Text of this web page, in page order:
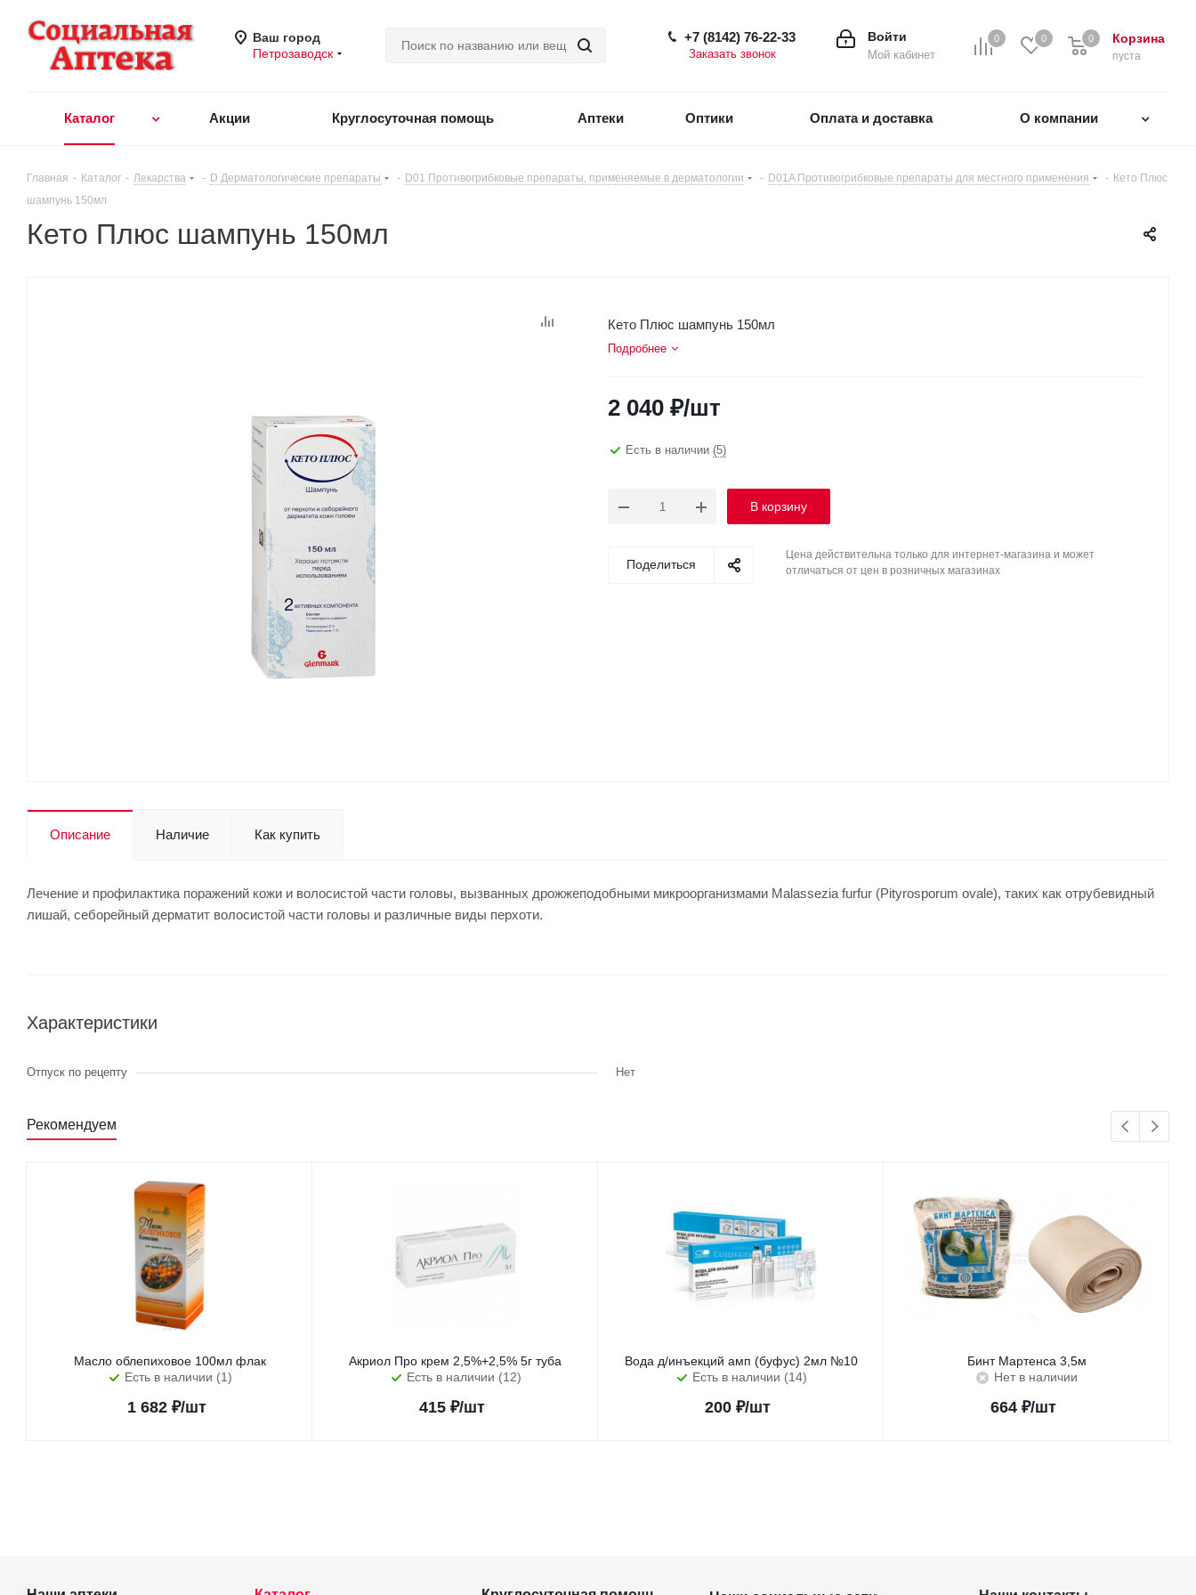
Ваш город
Петрозаводск
0 0 Корзина
0
пуста
0
Войти
Мой кабинет
+7 (8142) 76-22-33
Заказать звонок
Каталог Акции Круглосуточная помощь Аптеки Оптики Оплата и доставка О компании
Главная - Каталог - Лекарства - D Дерматологические препараты - D01 Противогрибковые препараты, применяемые в дерматологии - D01A Противогрибковые препараты для местного применения - Кето Плюс
шампунь 150мл
Кето Плюс шампунь 150мл
Кето Плюс шампунь 150мл
Подробнее
2 040 ₽/шт
Есть в наличии (5)
В корзину
Поделиться
Цена действительна только для интернет-магазина и может
отличаться от цен в розничных магазинах
Описание Наличие Как купить
Лечение и профилактика поражений кожи и волосистой части головы, вызванных дрожжеподобными микроорганизмами Malassezia furfur (Pityrosporum ovale), таких как отрубевидный
лишай, себорейный дерматит волосистой части головы и различные виды перхоти.
Характеристики
Отпуск по рецепту Нет
Рекомендуем
Масло облепиховое 100мл флак
Есть в наличии (1)
1 682₽/шт
Акриол Про крем 2,5%+2,5% 5г туба
Есть в наличии (12)
415 ₽/шт
Вода д/инъекций амп (буфус) 2мл №10
Есть в наличии (14)
200 ₽/шт
Бинт Мартенса 3,5м
Нет в наличии
664 ₽/шт